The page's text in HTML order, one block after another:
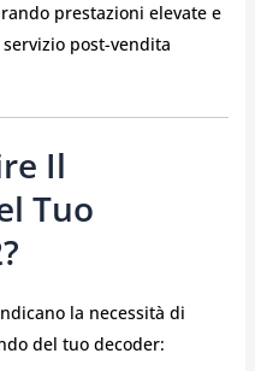
prestazioni elevate e
post-vendita
Il
Tuo
la necessità di
del tuo decoder: